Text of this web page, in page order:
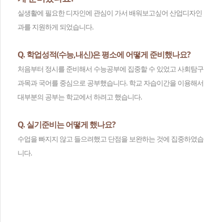
실생활에 필요한 디자인에 관심이 가서 배워보고싶어 산업디자인
과를 지원하게 되었습니다.
Q. 학업성적(수능,내신)은 평소에 어떻게 준비했나요?
처음부터 정시를 준비해서 수능공부에 집중할 수 있었고 사회탐구
과목과 국어를 중심으로 공부했습니다. 학교 자습이간을 이용해서
대부분의 공부는 학교에서 하려고 했습니다.
Q. 실기준비는 어떻게 했나요?
수업을 빠지지 않고 들으려했고 단점을 보완하는 것에 집중하였습
니다.